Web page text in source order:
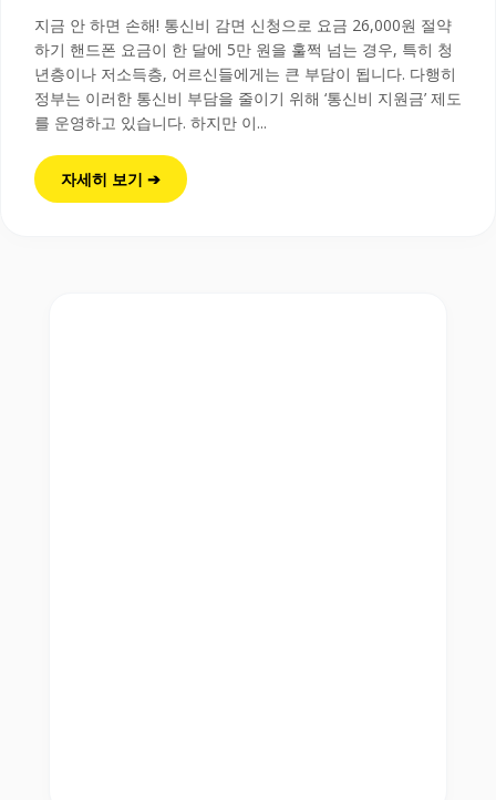
지금 안 하면 손해! 통신비 감면 신청으로 요금 26,000원 절약
하기 핸드폰 요금이 한 달에 5만 원을 훌쩍 넘는 경우, 특히 청
년층이나 저소득층, 어르신들에게는 큰 부담이 됩니다. 다행히
정부는 이러한 통신비 부담을 줄이기 위해 ‘통신비 지원금’ 제도
를 운영하고 있습니다. 하지만 이...
자세히 보기 ➔